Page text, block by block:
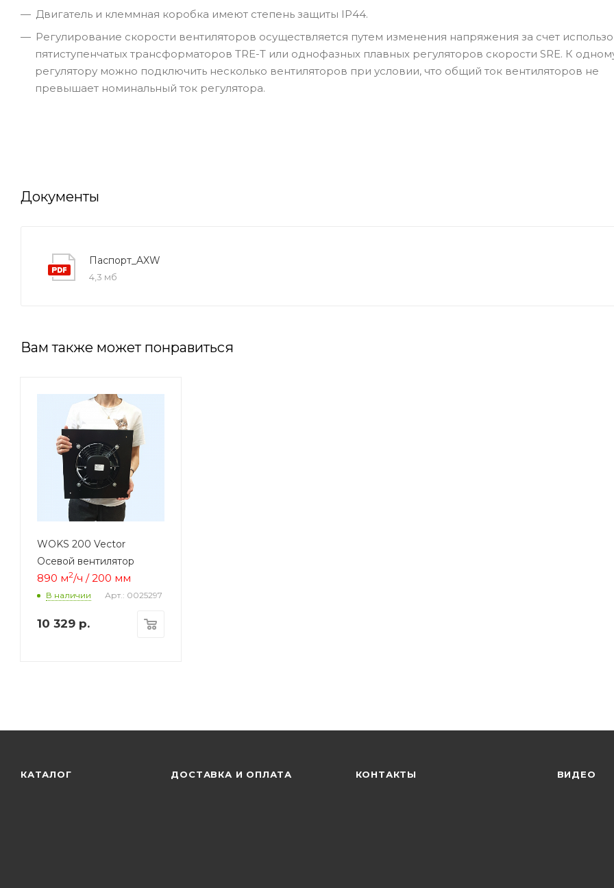
Двигатель и клеммная коробка имеют степень защиты IP44.
Регулирование скорости вентиляторов осуществляется путем изменения напряжения за счет
пятиступенчатых трансформаторов TRE-T или однофазных плавных регуляторов скорости SRE. К
регулятору можно подключить несколько вентиляторов при условии, что общий ток вентиляторов не
превышает номинальный ток регулятора.
Документы
Паспорт_AXW
4,3 мб
Вам также может понравиться
WOKS 200 Vector
Осевой вентилятор
890 м2/ч / 200 мм
В наличии Арт.: 0025297
10 329 р.
КАТАЛОГ ДОСТАВКА И ОПЛАТА КОНТАКТЫ ВИДЕО